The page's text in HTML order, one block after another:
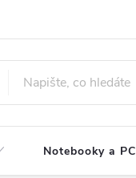
Notebooky a PC